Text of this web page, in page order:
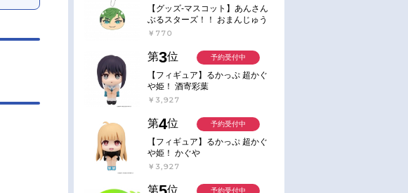
【グッズ-マスコット】あんさん
ぶるスターズ！！ おまんじゅう
にぎにぎマスコット ねくすと2
￥770
第3位
【フィギュア】るかっぷ 超かぐ
や姫！ 酒寄彩葉
￥3,927
予約受付中
第4位
【フィギュア】るかっぷ 超かぐ
や姫！ かぐや
￥3,927
予約受付中
第 位 予約受付中